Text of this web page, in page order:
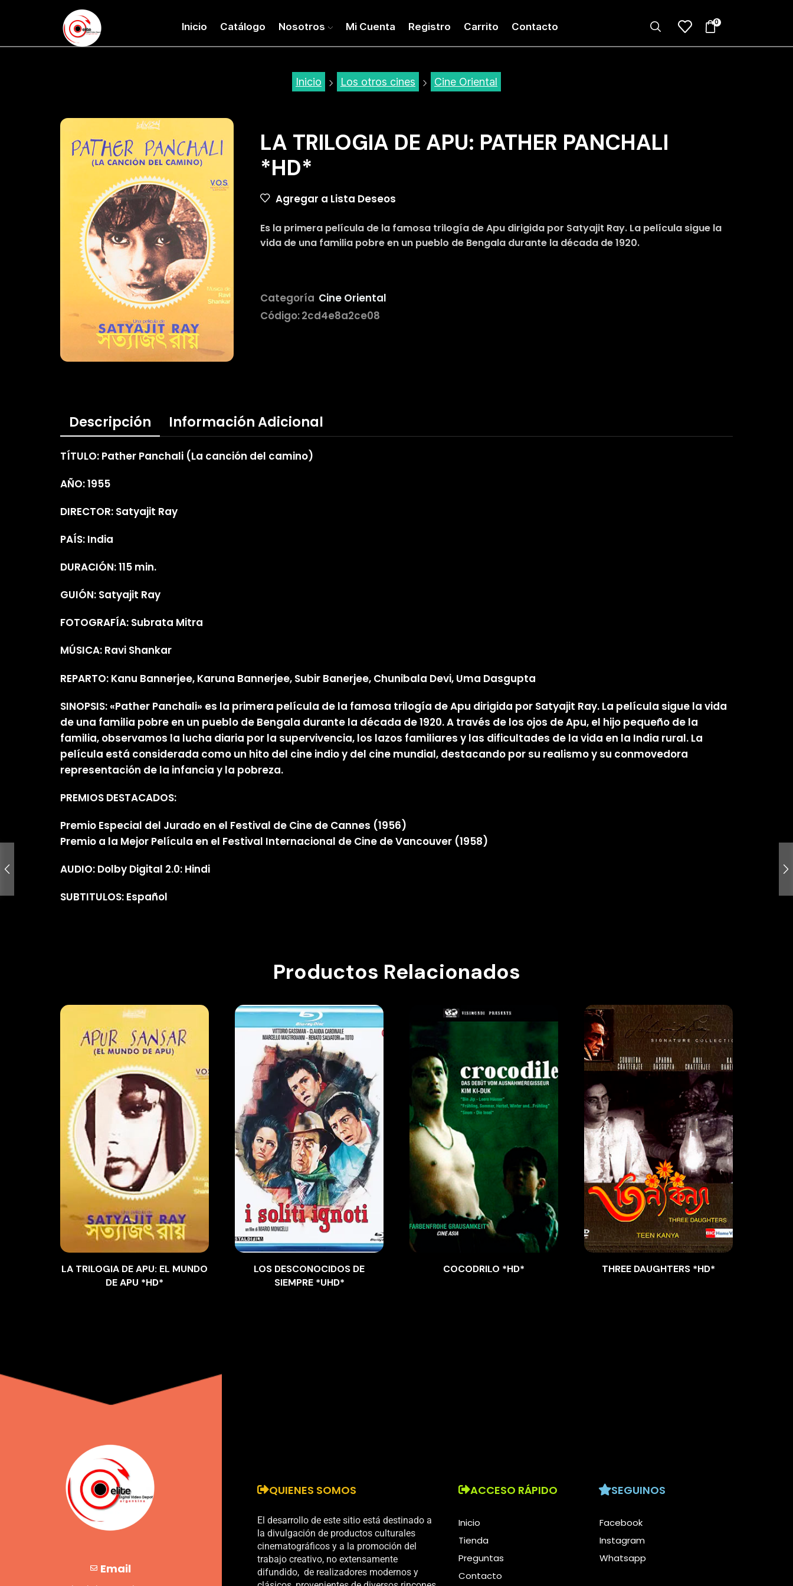
Inicio Catálogo Nosotros Mi Cuenta Registro Carrito Contacto 0
Inicio Los otros cines Cine Oriental
LA TRILOGIA DE APU: PATHER PANCHALI
*HD*
Agregar a Lista Deseos
Es la primera película de la famosa trilogía de Apu dirigida por Satyajit Ray. La película sigue la
vida de una familia pobre en un pueblo de Bengala durante la década de 1920.
Categoría Cine Oriental
Código:2cd4e8a2ce08
Descripción Información Adicional
TÍTULO: Pather Panchali (La canción del camino)
AÑO: 1955
DIRECTOR: Satyajit Ray
PAÍS: India
DURACIÓN: 115 min.
GUIÓN: Satyajit Ray
FOTOGRAFÍA: Subrata Mitra
MÚSICA: Ravi Shankar
REPARTO: Kanu Bannerjee, Karuna Bannerjee, Subir Banerjee, Chunibala Devi, Uma Dasgupta
SINOPSIS: «Pather Panchali» es la primera película de la famosa trilogía de Apu dirigida por Satyajit Ray. La película sigue la vida
de una familia pobre en un pueblo de Bengala durante la década de 1920. A través de los ojos de Apu, el hijo pequeño de la
familia, observamos la lucha diaria por la supervivencia, los lazos familiares y las dificultades de la vida en la India rural. La
película está considerada como un hito del cine indio y del cine mundial, destacando por su realismo y su conmovedora
representación de la infancia y la pobreza.
PREMIOS DESTACADOS:
Premio Especial del Jurado en el Festival de Cine de Cannes (1956)
Premio a la Mejor Película en el Festival Internacional de Cine de Vancouver (1958)
AUDIO: Dolby Digital 2.0: Hindi
SUBTITULOS: Español
Productos Relacionados
LA TRILOGIA DE APU: EL MUNDO
DE APU *HD*
LOS DESCONOCIDOS DE
SIEMPRE *UHD*
COCODRILO *HD* THREE DAUGHTERS *HD*
Email
QUIENES SOMOS
El desarrollo de este sitio está destinado a
la divulgación de productos culturales
cinematográficos y a la promoción del
trabajo creativo, no extensamente
difundido, de realizadores modernos y
ACCESO RÁPIDO
Inicio
Tienda
Preguntas
Contacto
SEGUINOS
Facebook
Instagram
Whatsapp